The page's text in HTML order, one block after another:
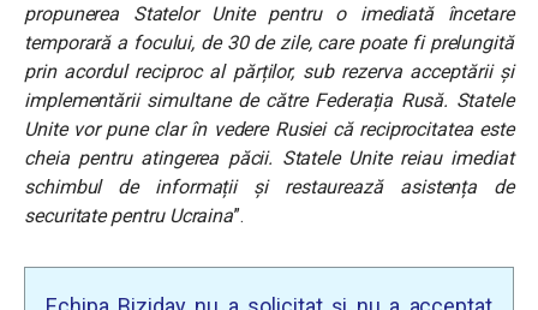
propunerea Statelor Unite pentru o imediată încetare
temporară a focului, de 30 de zile, care poate fi prelungită
prin acordul reciproc al părților, sub rezerva acceptării și
implementării simultane de către Federația Rusă. Statele
Unite vor pune clar în vedere Rusiei că reciprocitatea este
cheia pentru atingerea păcii. Statele Unite reiau imediat
schimbul de informații și restaurează asistența de
securitate pentru Ucraina”.